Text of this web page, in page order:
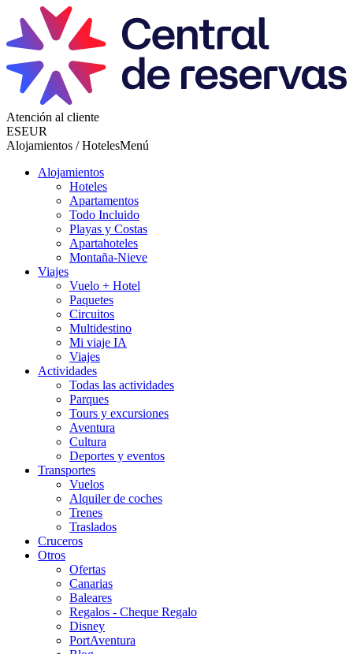
Atención al cliente
ESEUR
Alojamientos / HotelesMenú
Alojamientos
Hoteles
Apartamentos
Todo Incluido
Playas y Costas
Apartahoteles
Montaña-Nieve
Viajes
Vuelo + Hotel
Paquetes
Circuitos
Multidestino
Mi viaje IA
Viajes
Actividades
Todas las actividades
Parques
Tours y excursiones
Aventura
Cultura
Deportes y eventos
Transportes
Vuelos
Alquiler de coches
Trenes
Traslados
Cruceros
Otros
Ofertas
Canarias
Baleares
Regalos - Cheque Regalo
Disney
PortAventura